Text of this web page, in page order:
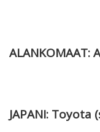
ALANKOMAAT:
JAPANI: Toyota